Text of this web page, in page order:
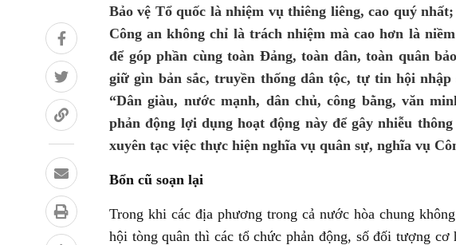
Bảo vệ Tổ quốc là nhiệm vụ thiêng liêng, cao quý
Công an không chỉ là trách nhiệm mà cao hơn là
để góp phần cùng toàn Đảng, toàn dân, toàn quân
giữ gìn bản sắc, truyền thống dân tộc, tự tin hội
“Dân giàu, nước mạnh, dân chủ, công bằng, văn
phản động lợi dụng hoạt động này để gây nhiễu
xuyên tạc việc thực hiện nghĩa vụ quân sự, nghĩa vụ
Bổn cũ soạn lại
Trong khi các địa phương trong cả nước hòa chung
hội tòng quân thì các tổ chức phản động, số đối tượng